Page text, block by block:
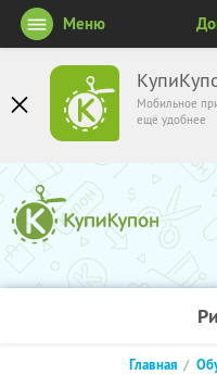
Мобильное
ещё удобнее
Меню
Главная